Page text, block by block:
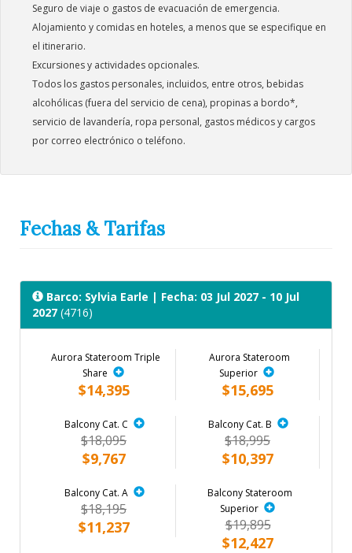
Seguro de viaje o gastos de evacuación de emergencia.
Alojamiento y comidas en hoteles, a menos que se especifique en
el itinerario.
Excursiones y actividades opcionales.
Todos los gastos personales, incluidos, entre otros, bebidas
alcohólicas (fuera del servicio de cena), propinas a bordo*,
servicio de lavandería, ropa personal, gastos médicos y cargos
por correo electrónico o teléfono.
Fechas & Tarifas
Barco: Sylvia Earle | Fecha: 03 Jul 2027 - 10 Jul
2027 (4716)
Aurora Stateroom Triple
Share
$14,395
Aurora Stateroom
Superior
$15,695
Balcony Cat. C
$18,095
$9,767
Balcony Cat. B
$18,995
$10,397
Balcony Cat. A
$18,195
$11,237
Balcony Stateroom
Superior
$19,895
$12,427